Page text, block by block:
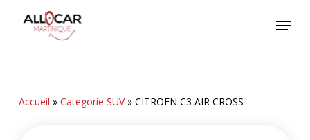
Menu
Accueil » Categorie SUV» CITROEN C3 AIR CROSS